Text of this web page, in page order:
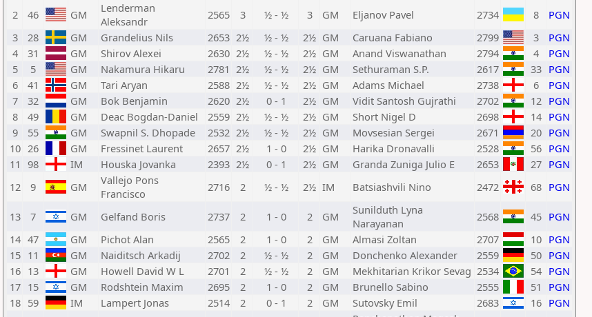
2 46 GM
Lenderman
Aleksandr
2565 3 ½ - ½ 3 GM Eljanov Pavel 2734 8
PGN
3
28 GM Grandelius Nils 2653 2½ ½ - ½ 2½ GM Caruana Fabiano 2799 3
PGN
4
31 GM Shirov Alexei 2630 2½ ½ - ½ 2½ GM Anand Viswanathan 2794 4
PGN
5
5 GM Nakamura Hikaru 2781 2½ ½ - ½ 2½ GM Sethuraman S.P. 2617 33 PGN
6
41 GM Tari Aryan 2588 2½ ½ - ½ 2½ GM Adams Michael 2738 6
PGN
7
32 GM Bok Benjamin 2620 2½ 0 - 1 2½ GM Vidit Santosh Gujrathi 2702 12 PGN
8
49 GM Deac Bogdan-Daniel 2559 2½ ½ - ½ 2½ GM Short Nigel D 2698 14 PGN
9
55 GM Swapnil S. Dhopade 2532 2½ ½ - ½ 2½ GM Movsesian Sergei 2671 20 PGN
10 26 GM Fressinet Laurent 2657 2½ 1 - 0 2½ GM Harika Dronavalli 2528 56 PGN
11 98 IM Houska Jovanka 2393 2½ 0 - 1 2½ GM Granda Zuniga Julio E 2653 27 PGN
12
9 GM
Vallejo Pons
Francisco
2716 2 ½ - ½ 2½ IM Batsiashvili Nino 2472 68 PGN
13 7 GM Gelfand Boris 2737 2 1 - 0 2 GM
Sunilduth Lyna
Narayanan
2568 45 PGN
14 47 GM Pichot Alan 2565 2 1 - 0 2 GM Almasi Zoltan 2707 10 PGN
15 11 GM Naiditsch Arkadij 2702 2 ½ - ½ 2 GM Donchenko Alexander 2559 50 PGN
16 13 GM Howell David W L 2701 2 ½ - ½ 2 GM Mekhitarian Krikor Sevag 2534 54 PGN
17 15 GM Rodshtein Maxim 2695 2 1 - 0 2 GM Brunello Sabino 2555 51
PGN
18 59 IM Lampert Jonas 2514 2 0 - 1 2 GM Sutovsky Emil 2683 16 PGN